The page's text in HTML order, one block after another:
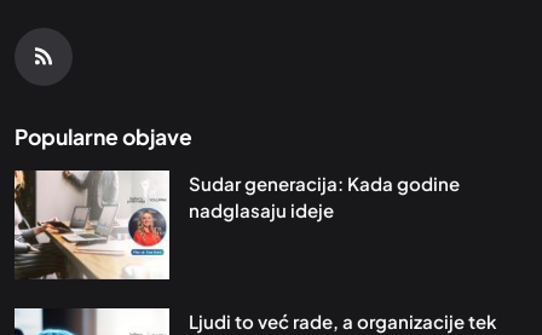
Popularne objave
Sudar generacija: Kada godine
nadglasaju ideje
Ljudi to već rade, a organizacije tek